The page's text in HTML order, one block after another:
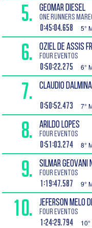
5. GEOMAR DIESEL
One Runners
0:45:04.658 5°
6. OZIEL DE ASSIS
Four Eventos
0:50:22.275 6°
7. CLAUDIO DALMINA
0:50:52.473 7°
8. ARILDO LOPES
Four Eventos
0:51:03.274 8°
9. SILMAR GEOVANI
Four Eventos
1:19:47.587 9°
10. JEFERSON MELO
Four Eventos
1:24:29.794